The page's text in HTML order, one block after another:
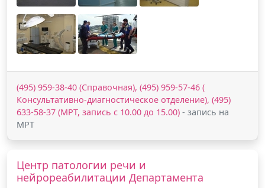
(495) 959-38-40 (Справочная), (495) 959-57-46 (
Консультативно-диагностическое отделение), (495)
633-58-37 (МРТ, запись с 10.00 до 15.00) - запись на
МРТ
Центр патологии речи и
нейрореабилитации Департамента